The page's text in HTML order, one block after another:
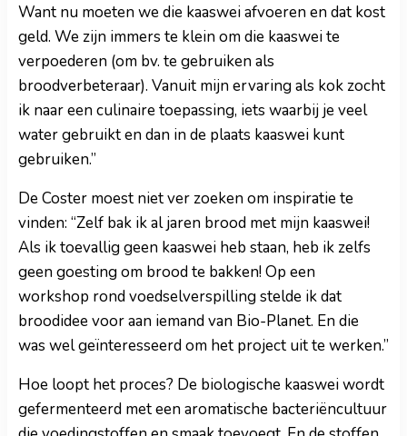
Want nu moeten we die kaaswei afvoeren en dat kost
geld. We zijn immers te klein om die kaaswei te
verpoederen (om bv. te gebruiken als
broodverbeteraar). Vanuit mijn ervaring als kok zocht
ik naar een culinaire toepassing, iets waarbij je veel
water gebruikt en dan in de plaats kaaswei kunt
gebruiken.”
De Coster moest niet ver zoeken om inspiratie te
vinden: “Zelf bak ik al jaren brood met mijn kaaswei!
Als ik toevallig geen kaaswei heb staan, heb ik zelfs
geen goesting om brood te bakken! Op een
workshop rond voedselverspilling stelde ik dat
broodidee voor aan iemand van Bio-Planet. En die
was wel geïnteresseerd om het project uit te werken.”
Hoe loopt het proces? De biologische kaaswei wordt
gefermenteerd met een aromatische bacteriëncultuur